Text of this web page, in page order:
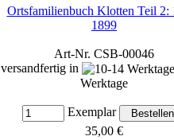
Ortsfamilienbuch Klotten Teil 2:
1899
Art-Nr. CSB-00046
versandfertig in
Werktage
Exemplar
35,00 €